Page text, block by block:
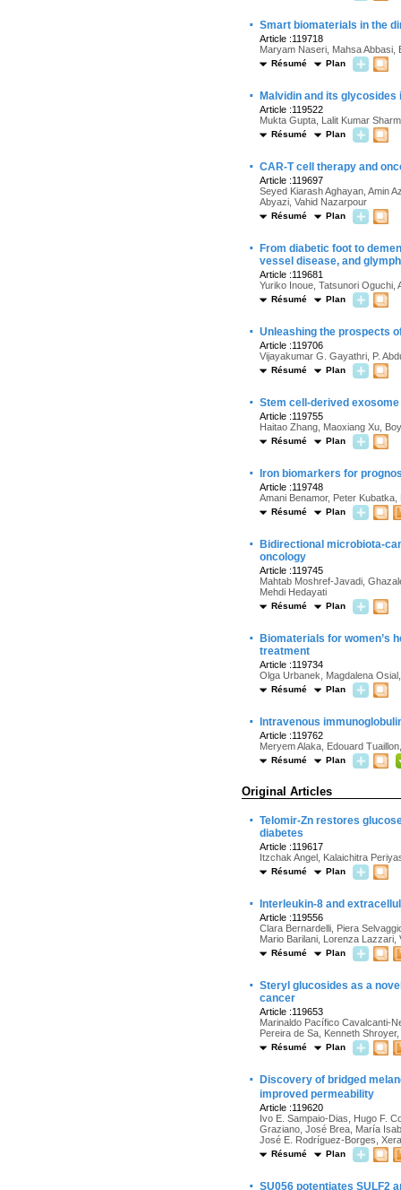
· Smart biomaterials in the
Article :119718
Maryam Naseri, Mahsa Abbasi,
Résumé Plan
· Malvidin and its
Article :119522
Mukta Gupta, Lalit Kumar
Résumé Plan
· CAR-T cell therapy and
Article :119697
Seyed Kiarash Aghayan, Amin
Abyazi, Vahid Nazarpour
Résumé Plan
·
From diabetic foot to
vessel disease, and
Article :119681
Yuriko Inoue, Tatsunori Oguchi,
Résumé Plan
· Unleashing the prospects
Article :119706
Vijayakumar G. Gayathri, P.
Résumé Plan
· Stem cell-derived
Article :119755
Haitao Zhang, Maoxiang Xu,
Résumé Plan
· Iron biomarkers for
Article :119748
Amani Benamor, Peter
Résumé Plan
·
Bidirectional microbiota-
oncology
Article :119745
Mahtab Moshref-Javadi,
Mehdi Hedayati
Résumé Plan
·
Biomaterials for women’s
treatment
Article :119734
Olga Urbanek, Magdalena
Résumé Plan
· Intravenous
Article :119762
Meryem Alaka, Edouard
Résumé Plan
Original Articles
· Telomir-Zn restores
diabetes
Article :119617
Itzchak Angel, Kalaichitra
Résumé Plan
· Interleukin-8 and
Article :119556
Clara Bernardelli, Piera
Mario Barilani, Lorenza
Résumé Plan
· Steryl glucosides as a
cancer
Article :119653
Marinaldo Pacífico Cavalcanti-
Pereira de Sa, Kenneth
Résumé Plan
·
Discovery of bridged
improved permeability
Article :119620
Ivo E. Sampaio-Dias, Hugo F.
Graziano, José Brea, María
José E. Rodríguez-Borges,
Résumé Plan
· SU056 potentiates SULF2